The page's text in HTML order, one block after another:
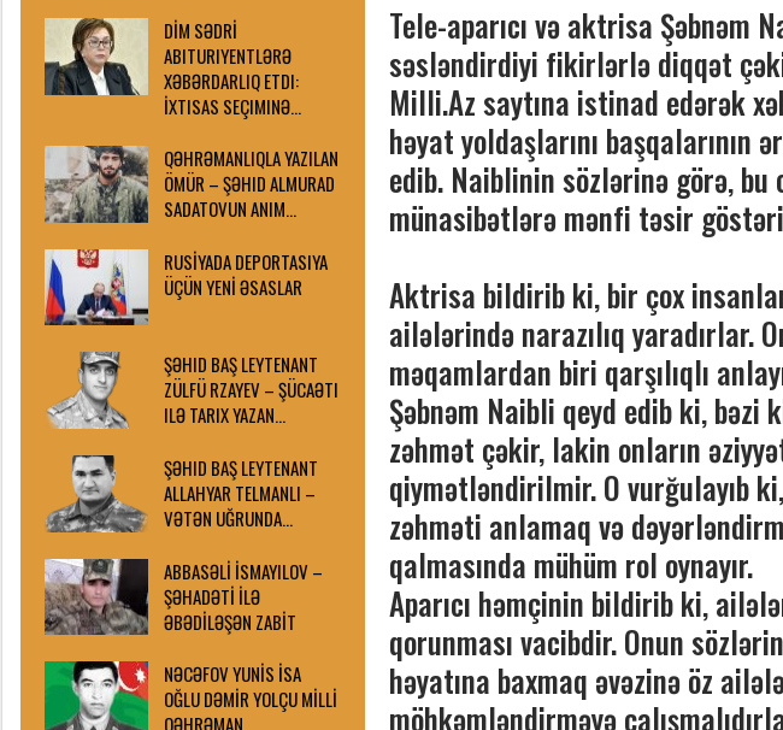
Tele-aparıcı və aktrisa Şəbnəm
səsləndirdiyi fikirlərlə diqqət
Milli.Az saytına istinad edərək
həyat yoldaşlarını
edib. Naiblinin sözlərinə görə,
münasibətlərə mənfi təsir
Aktrisa bildirib ki, bir çox
ailələrində narazılıq yaradırlar.
məqamlardan biri qarşılıqlı
Şəbnəm Naibli qeyd edib ki,
zəhmət çəkir, lakin onların
qiymətləndirilmir. O vurğulayıb
zəhməti anlamaq və
qalmasında mühüm rol oynayır.
Aparıcı həmçinin bildirib ki,
qorunması vacibdir. Onun
həyatına baxmaq əvəzinə öz
möhkəmləndirməyə
DİM SƏDRİ
ABITURIYENTLƏRƏ
XƏBƏRDARLIQ ETDI:
İXTISAS SEÇIMINƏ…
QƏHRƏMANLIQLA YAZILAN
ÖMÜR – ŞƏHID ALMURAD
SADATOVUN ANIM…
RUSİYADA DEPORTASIYA
ÜÇÜN YENİ ƏSASLAR
ŞƏHID BAŞ LEYTENANT
ZÜLFÜ RZAYEV – ŞÜCAƏTI
ILƏ TARIX YAZAN…
ŞƏHID BAŞ LEYTENANT
ALLAHYAR TELMANLI –
VƏTƏN UĞRUNDA…
ABBASƏLİ İSMAYILOV –
ŞƏHADƏTİ İLƏ
ƏBƏDİLƏŞƏN ZABİT
NƏCƏFOV YUNİS İSA
OĞLU DƏMİR YOLÇU MİLLİ
QƏHRƏMAN